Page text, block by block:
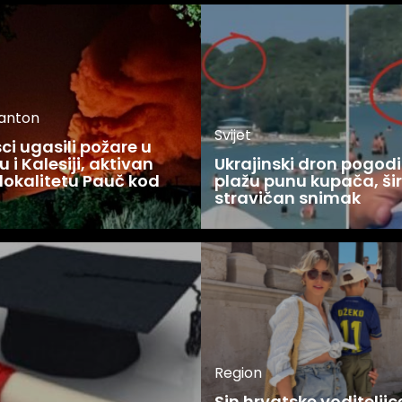
ugasili požare u
i Kalesiji, aktivan
Pauč kod
Svijet
Ukrajinski dron
plažu punu kupača,
stravičan snimak
Region